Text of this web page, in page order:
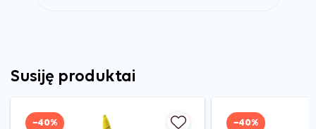
Susiję produktai
−40% −40%